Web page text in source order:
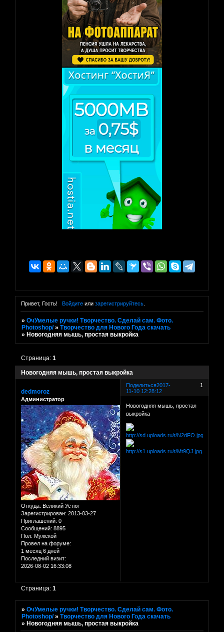
Привет, Гость! Войдитеили зарегистрируйтесь.
»ОчУмелые ручки! Творчество. Сделай сам. Фото.
Photoshop/ »Творчество для Нового Года скачать
» Новогодняя мышь, простая выкройка
Новогодняя мышь, простая выкройка
Страница:1
Поделиться 1
2017-
11-10 12:28:12
dedmoroz
Администратор
Откуда: Великий Устюг
Зарегистрирован: 2013-03-27
Приглашений: 0
Сообщений: 8895
Пол: Мужской
Провел на форуме:
1 месяц 6 дней
Последний визит:
2026-08-02 16:33:08
Новогодняя мышь, простая
выкройка
Страница:1
»ОчУмелые ручки! Творчество. Сделай сам. Фото.
Photoshop/ »Творчество для Нового Года скачать
»Новогодняя мышь, простая выкройка